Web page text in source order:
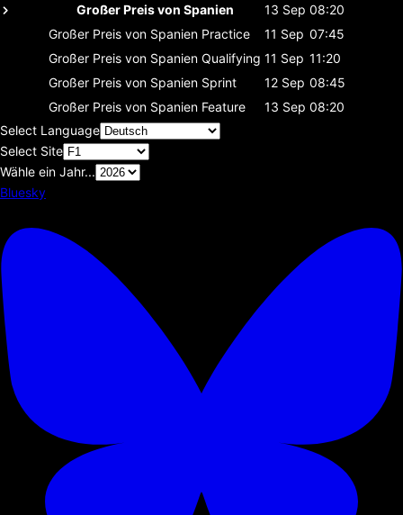
Großer Preis von Spanien
13 Sep 08:20
Großer Preis von Spanien Practice 11 Sep 07:45
Großer Preis von Spanien Qualifying 11 Sep 11:20
Großer Preis von Spanien Sprint 12 Sep 08:45
Großer Preis von Spanien Feature 13 Sep 08:20
Select Language
Select Site
Wähle ein Jahr...
Bluesky